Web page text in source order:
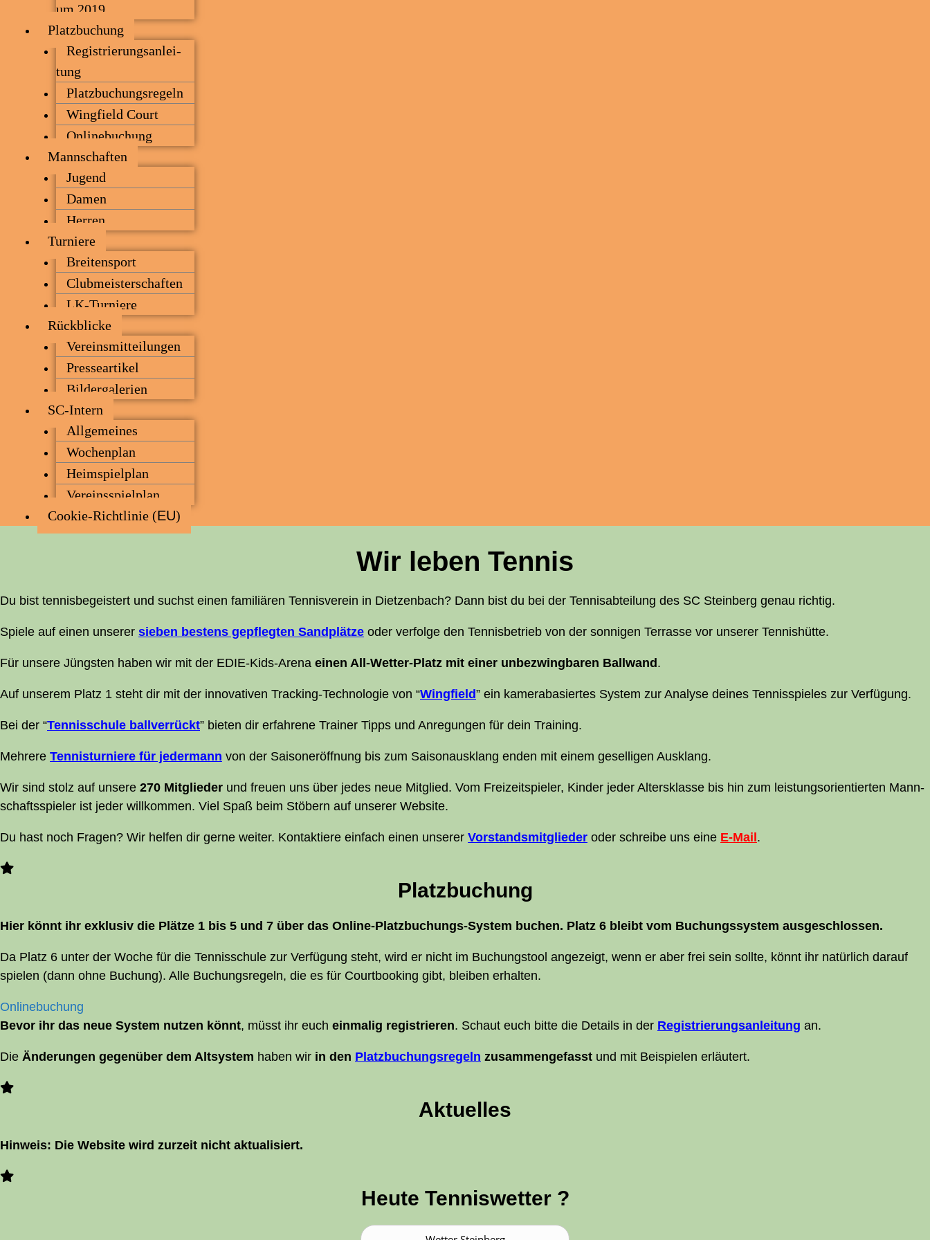
um 2019
Platz­bu­chung
Regis­trie­rungs­an­lei­
tung
Platz­bu­chungs­re­geln
Wing­field Court
Online­bu­chung
Mann­schaf­ten
Jugend
Damen
Her­ren
Tur­nie­re
Brei­ten­sport
Club­meis­ter­schaf­ten
LK-Tur­nie­re
Rück­bli­cke
Ver­eins­mit­tei­lun­gen
Pres­se­ar­ti­kel
Bil­der­ga­le­rien
SC-Intern
All­ge­mei­nes
Wochen­plan
Heim­spiel­plan
Ver­eins­spiel­plan
Coo­kie-Rich­t­­li­­nie (EU)
Wir leben Tennis
Du bist ten­nis­be­geis­tert und suchst einen fami­liä­ren Ten­nis­ver­ein in Diet­zen­bach? Dann bist du bei der Tennis­abteilung des SC Stein­berg genau richtig.
Spie­le auf einen unse­rer sie­ben bes­tens gepfleg­ten Sand­plät­ze oder ver­fol­ge den Ten­nis­be­trieb von der son­ni­gen Ter­ras­se vor unse­rer Tennishütte.
Für unse­re Jüngs­ten haben wir mit der EDIE-Kids-Are­na einen All-Wet­ter-Platz mit einer unbe­zwing­ba­ren Ball­wand .
Auf unse­rem Platz 1 steht dir mit der inno­va­ti­ven Track­ing-Tech­no­lo­gie von “Wing­field” ein kame­ra­ba­sier­tes Sys­tem zur Ana­ly­se dei­nes Ten­nis­spie­les zur Verfügung.
Bei der “Ten­nis­schu­le ball­ver­rückt” bie­ten dir erfah­re­ne Trai­ner Tipps und Anre­gun­gen für dein Training.
Meh­re­re Ten­nis­tur­nie­re für jeder­mann von der Sai­son­er­öff­nung bis zum Sai­son­aus­klang enden mit einem gesel­li­gen Ausklang.
Wir sind stolz auf unse­re 270 Mit­glieder und freu­en uns über jedes neue Mit­glied. Vom Frei­zeit­spie­ler, Kin­der jeder Alters­klas­se bis hin zum leis­tungs­ori­en­tier­ten Mann­
schafts­spie­ler ist jeder will­kom­men. Viel Spaß beim Stö­bern auf unse­rer Website.
Du hast noch Fra­gen? Wir hel­fen dir ger­ne wei­ter. Kon­tak­tie­re ein­fach einen unse­rer Vor­stands­mit­glie­der oder schrei­be uns eine E‑Mail .
Platz­bu­chung
Hier könnt ihr exklu­siv die Plät­ze 1 bis 5 und 7 über das Online-Platz­bu­chungs-Sys­tem buchen. Platz 6 bleibt vom Buchungs­sys­tem ausgeschlossen.
Da Platz 6 unter der Woche für die Ten­nis­schu­le zur Ver­fü­gung steht, wird er nicht im Buchungs­tool ange­zeigt, wenn er aber frei sein soll­te, könnt ihr natür­lich dar­auf
spie­len (dann ohne Buchung). Alle Buchungs­re­geln, die es für Court­boo­king gibt, blei­ben erhalten.
Online­buchung
Bevor ihr das neue Sys­tem nut­zen könnt, müsst ihr euch ein­ma­lig regis­trie­ren. Schaut euch bit­te die Details in der Regis­trie­rungs­an­lei­tung an.
Die Ände­run­gen gegen­über dem Alt­sys­tem haben wir in den Platz­bu­chungs­re­geln zusam­men­ge­fasst und mit Bei­spie­len erläutert.
Aktu­el­les
Hin­weis: Die Web­site wird zur­zeit nicht aktualisiert.
Heu­te Tenniswetter ?